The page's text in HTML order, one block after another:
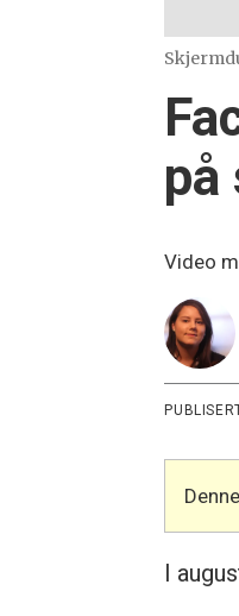
på
Video
I